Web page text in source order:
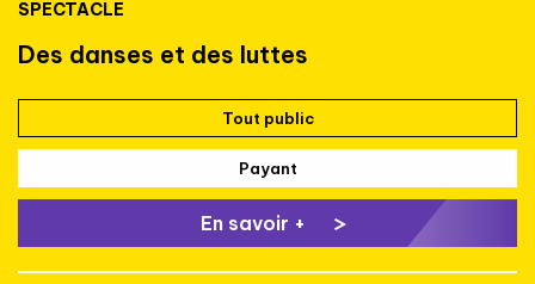
SPECTACLE
Des danses et des luttes
Tout public
Payant
En savoir +